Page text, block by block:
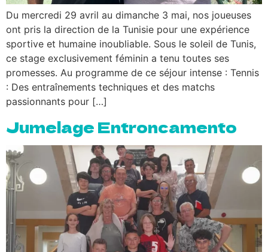
Du mercredi 29 avril au dimanche 3 mai, nos joueuses
ont pris la direction de la Tunisie pour une expérience
sportive et humaine inoubliable. Sous le soleil de Tunis,
ce stage exclusivement féminin a tenu toutes ses
promesses. Au programme de ce séjour intense : Tennis
: Des entraînements techniques et des matchs
passionnants pour […]
Jumelage Entroncamento